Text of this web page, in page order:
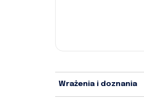
Wrażenia i doznania